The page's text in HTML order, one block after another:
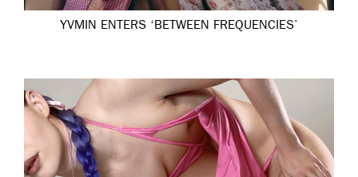
YVMIN ENTERS ‘BETWEEN FREQUENCIES’